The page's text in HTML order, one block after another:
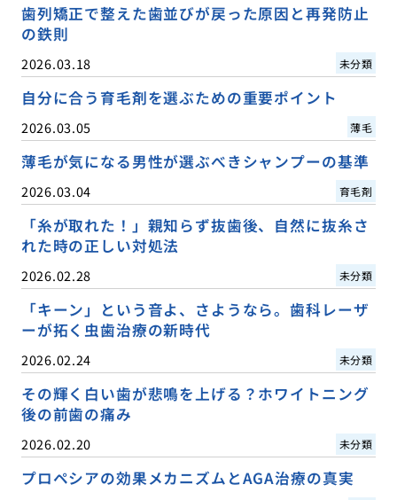
歯列矯正で整えた歯並びが戻った原因と再発防止
の鉄則
2026.03.18 未分類
自分に合う育毛剤を選ぶための重要ポイント
2026.03.05 薄毛
薄毛が気になる男性が選ぶべきシャンプーの基準
2026.03.04 育毛剤
「糸が取れた！」親知らず抜歯後、自然に抜糸さ
れた時の正しい対処法
2026.02.28 未分類
「キーン」という音よ、さようなら。歯科レーザ
ーが拓く虫歯治療の新時代
2026.02.24 未分類
その輝く白い歯が悲鳴を上げる？ホワイトニング
後の前歯の痛み
2026.02.20 未分類
プロペシアの効果メカニズムとAGA治療の真実